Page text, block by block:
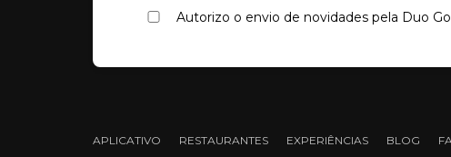
Autorizo o envio de novidades pela Duo
APLICATIVO RESTAURANTES EXPERIÊNCIAS BLOG